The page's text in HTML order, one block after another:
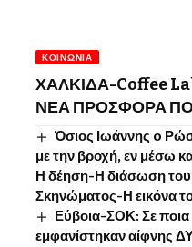
ΚΟΙΝΩΝΊΑ
ΧΑΛΚΙΔΑ-Coffee
ΝΕΑ ΠΡΟΣΦΟΡΑ
Όσιος Ιωάννης o
με την βροχή, εν μέσω
Η δέηση-Η διάσωση του
Σκηνώματος-Η εικόνα
Εύβοια-ΣΟΚ: Σε
εμφανίστηκαν αίφνης